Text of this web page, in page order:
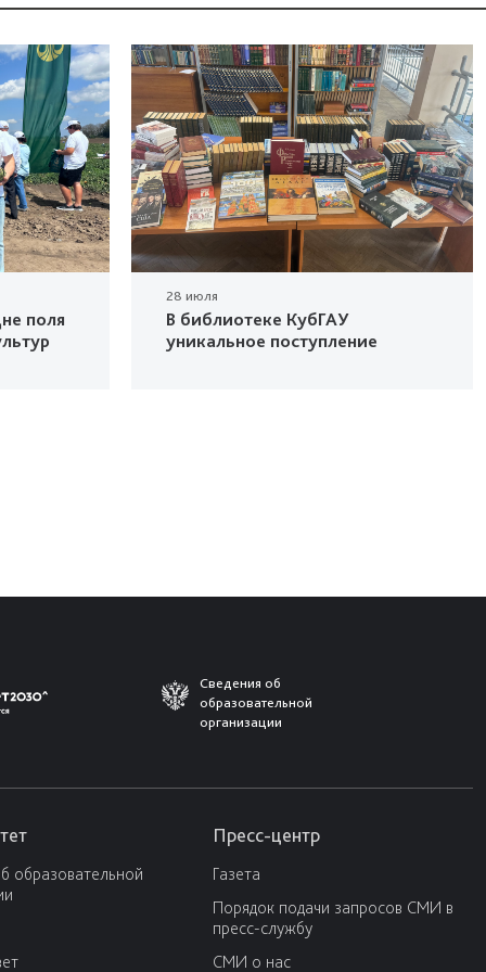
поля
28 июля
В библиотеке КубГАУ
уникальное поступление
Сведения об
образовательной
организации
образовательной
Пресс-центр
Газета
Порядок подачи запросов СМИ в
пресс-службу
СМИ о нас